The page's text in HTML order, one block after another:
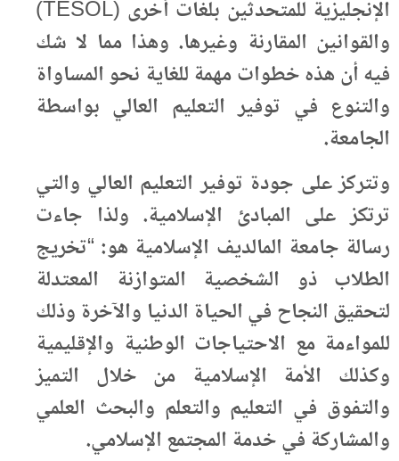
الإنجليزية للمتحدثين بلغات أخرى (TESOL)
والقوانين المقارنة وغيرها. وهذا مما لا شك
فيه أن هذه خطوات مهمة للغاية نحو المساواة
والتنوع في توفير التعليم العالي بواسطة
الجامعة.
وتتركز على جودة توفير التعليم العالي والتي
ترتكز على المبادئ الإسلامية. ولذا جاءت
رسالة جامعة المالديف الإسلامية هو: “تخريج
الطلاب ذو الشخصية المتوازنة المعتدلة
لتحقيق النجاح في الحياة الدنيا والآخرة وذلك
للمواءمة مع الاحتياجات الوطنية والإقليمية
وكذلك الأمة الإسلامية من خلال التميز
والتفوق في التعليم والتعلم والبحث العلمي
والمشاركة في خدمة المجتمع الإسلامي.